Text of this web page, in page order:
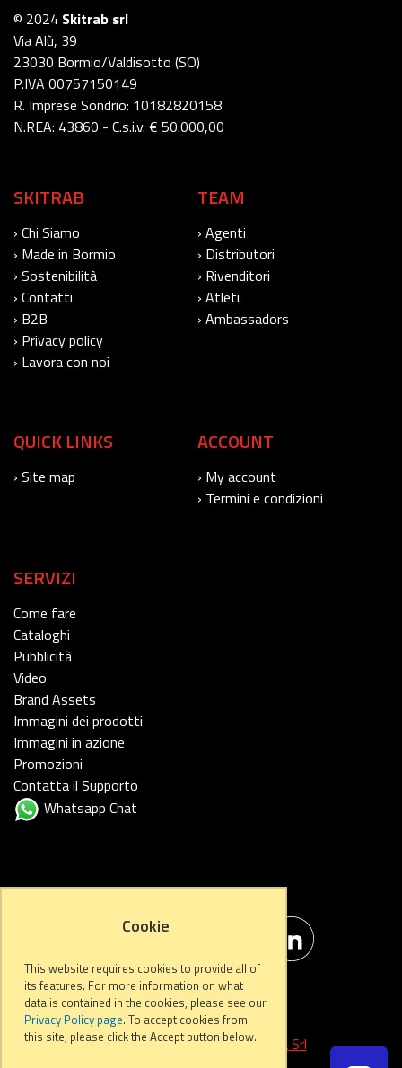
Cookie
This website requires cookies to provide all of
its features. For more information on what
data is contained in the cookies, please see our
Privacy Policy page. To accept cookies from
this site, please click the Accept button below.
© 2024 Skitrab srl
Via Alù, 39
23030 Bormio/Valdisotto (SO)
P.IVA 00757150149
R. Imprese Sondrio: 10182820158
N.REA: 43860 - C.s.i.v. € 50.000,00
SKITRAB
› Chi Siamo
› Made in Bormio
› Sostenibilità
› Contatti
› B2B
› Privacy policy
› Lavora con noi
TEAM
› Agenti
› Distributori
› Rivenditori
› Atleti
› Ambassadors
QUICK LINKS
› Site map
ACCOUNT
› My account
› Termini e condizioni
SERVIZI
Come fare
Cataloghi
Pubblicità
Video
Brand Assets
Immagini dei prodotti
Immagini in azione
Promozioni
Contatta il Supporto
Whatsapp Chat
FOLLOW US
Developed byStart Informatica Srl